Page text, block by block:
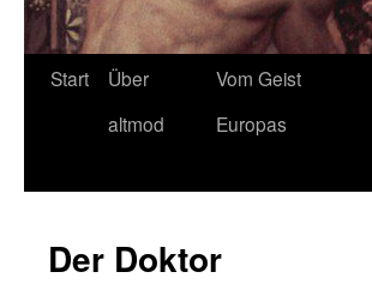
Start
Über
altmod
Vom Geist
Europas
Der Doktor